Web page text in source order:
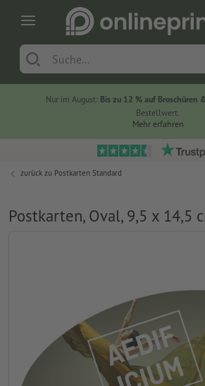
Nur im August: Bis zu 12 % auf Broschüren
Bestellwert.
Mehr erfahren
zurück zu Postkarten Standard
Postkarten, Oval, 9,5 x 14,5